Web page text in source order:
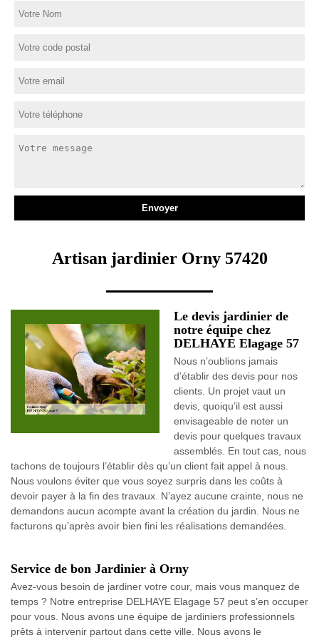
Artisan jardinier Orny 57420
Le devis jardinier de
notre équipe chez
DELHAYE Elagage 57
Nous n’oublions jamais
d’établir des devis pour nos
clients. Un projet vaut un
devis, quoiqu’il est aussi
envisageable de noter un
devis pour quelques travaux
assemblés. En tout cas, nous
tachons de toujours l’établir dès qu’un client fait appel à nous.
Nous voulons éviter que vous soyez surpris dans les coûts à
devoir payer à la fin des travaux. N’ayez aucune crainte, nous ne
demandons aucun acompte avant la création du jardin. Nous ne
facturons qu’après avoir bien fini les réalisations demandées.
Service de bon Jardinier à Orny
Avez-vous besoin de jardiner votre cour, mais vous manquez de
temps ? Notre entreprise DELHAYE Elagage 57 peut s’en occuper
pour vous. Nous avons une équipe de jardiniers professionnels
prêts à intervenir partout dans cette ville. Nous avons le